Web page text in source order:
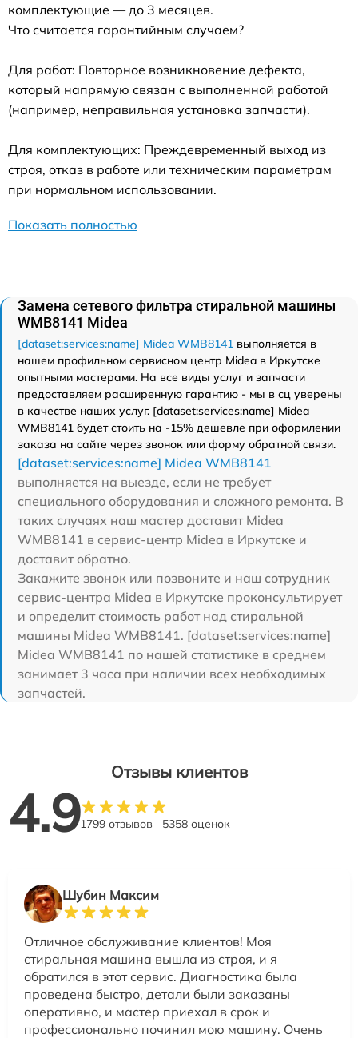
комплектующие — до 3 месяцев.
Что считается гарантийным случаем?
Для работ: Повторное возникновение дефекта,
который напрямую связан с выполненной работой
(например, неправильная установка запчасти).
Для комплектующих: Преждевременный выход из
строя, отказ в работе или техническим параметрам
при нормальном использовании.
Показать полностью
Замена сетевого фильтра стиральной машины
WMB8141 Midea
[dataset:services:name] Midea WMB8141 выполняется в
нашем профильном сервисном центр Midea в Иркутске
опытными мастерами. На все виды услуг и запчасти
предоставляем расширенную гарантию - мы в сц уверены
в качестве наших услуг. [dataset:services:name] Midea
WMB8141 будет стоить на -15% дешевле при оформлении
заказа на сайте через звонок или форму обратной связи.
[dataset:services:name] Midea WMB8141
выполняется на выезде, если не требует
специального оборудования и сложного ремонта. В
таких случаях наш мастер доставит Midea
WMB8141 в сервис-центр Midea в Иркутске и
доставит обратно.
Закажите звонок или позвоните и наш сотрудник
сервис-центра Midea в Иркутске проконсультирует
и определит стоимость работ над стиральной
машины Midea WMB8141. [dataset:services:name]
Midea WMB8141 по нашей статистике в среднем
занимает 3 часа при наличии всех необходимых
запчастей.
Отзывы клиентов
4.91799 отзывов 5358 оценок
Шубин Максим
Отличное обслуживание клиентов! Моя
стиральная машина вышла из строя, и я
обратился в этот сервис. Диагностика была
проведена быстро, детали были заказаны
оперативно, и мастер приехал в срок и
профессионально починил мою машину. Очень